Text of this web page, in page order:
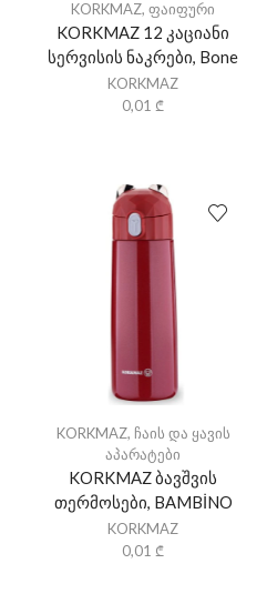
KORKMAZ, ფაიფური
KORKMAZ 12 კაციანი
სერვისის ნაკრები, Bone
KORKMAZ
0,01 ₾
KORKMAZ, ჩაის და ყავის
აპარატები
KORKMAZ ბავშვის
თერმოსები, BAMBİNO
KORKMAZ
0,01 ₾